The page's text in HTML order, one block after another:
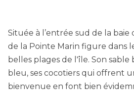
Située à l’entrée sud de la baie
de la Pointe Marin figure dans
belles plages de l'île. Son sable
bleu, ses cocotiers qui offrent
bienvenue en font bien